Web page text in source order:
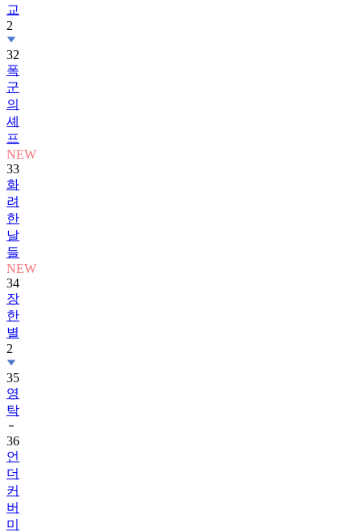
교
2
32
폭
군
의
셰
프
NEW
33
화
려
한
날
들
NEW
34
장
한
별
2
35
영
탁
36
언
더
커
버
미